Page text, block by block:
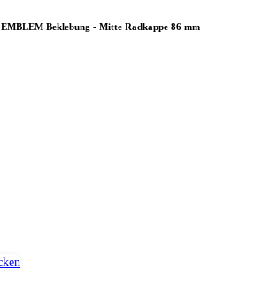
Beklebung - Mitte Radkappe 86 mm